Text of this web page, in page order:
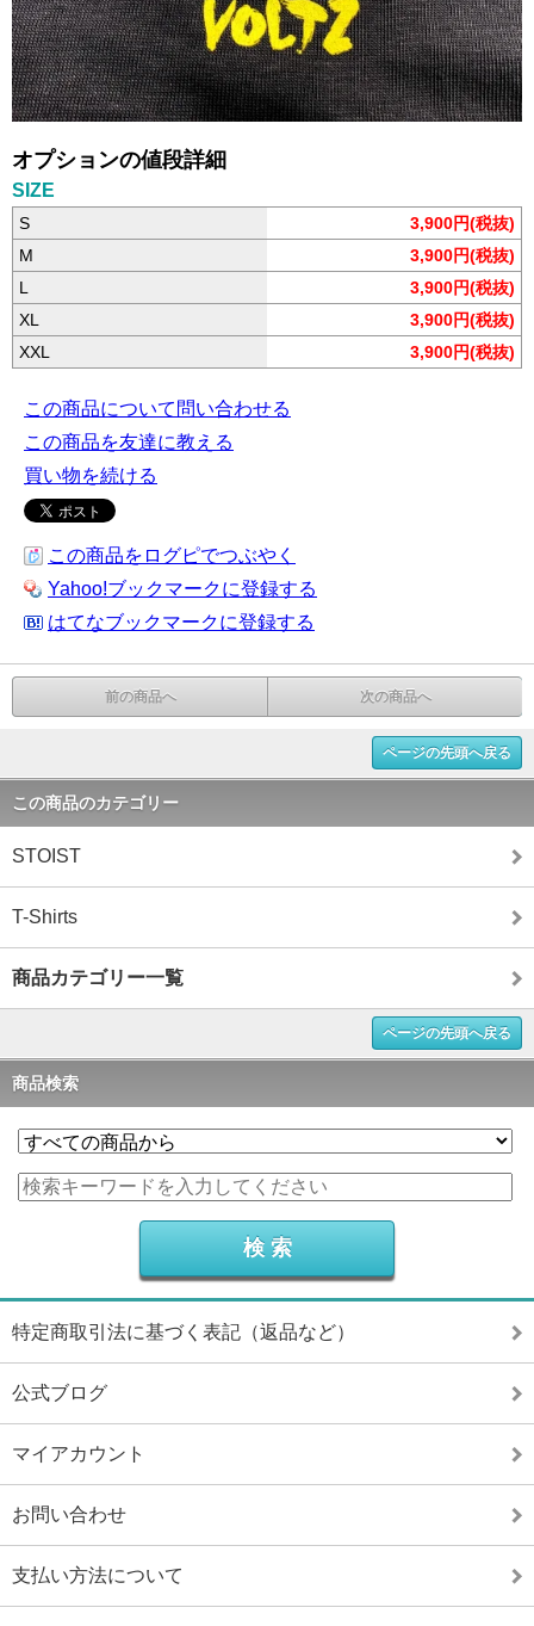
オプションの値段詳細
SIZE
S
3,900円(税抜)
M
3,900円(税抜)
L
3,900円(税抜)
XL
3,900円(税抜)
XXL
3,900円(税抜)
この商品について問い合わせる
この商品を友達に教える
買い物を続ける
この商品をログピでつぶやく
Yahoo!ブックマークに登録する
はてなブックマークに登録する
前の商品へ 次の商品へ
ページの先頭へ戻る
この商品のカテゴリー
STOIST
T-Shirts
商品カテゴリー一覧
ページの先頭へ戻る
商品検索
特定商取引法に基づく表記（返品など）
公式ブログ
マイアカウント
お問い合わせ
支払い方法について